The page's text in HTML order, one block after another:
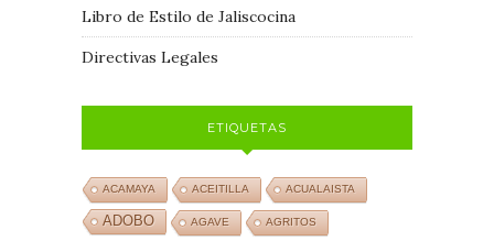
Libro de Estilo de Jaliscocina
Directivas Legales
ETIQUETAS
ACAMAYA ACEITILLA ACUALAISTA
ADOBO AGAVE AGRITOS